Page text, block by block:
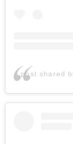
A post shared